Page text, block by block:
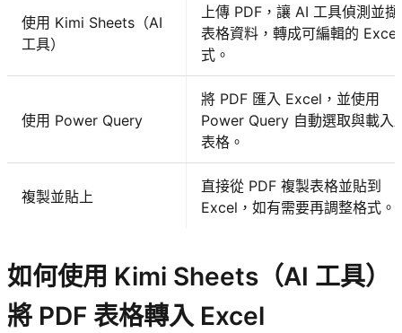
使用 Kimi Sheets（AI
工具）
上傳 PDF，讓 AI 工具偵測並
表格資料，轉成可編輯的
式。
使用 Power Query
將 PDF 匯入 Excel，並使用
Power Query 自動選取與載入
表格。
複製並貼上
直接從 PDF 複製表格並貼到
Excel，如有需要再調整格式。
如何使用 Kimi Sheets（AI 工具）
將 PDF 表格轉入 Excel